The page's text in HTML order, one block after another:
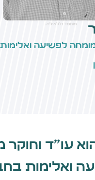
מומחה לפשיעה
מוחמד ח'לאיליה
עו"ד וחוקר
ואלימות